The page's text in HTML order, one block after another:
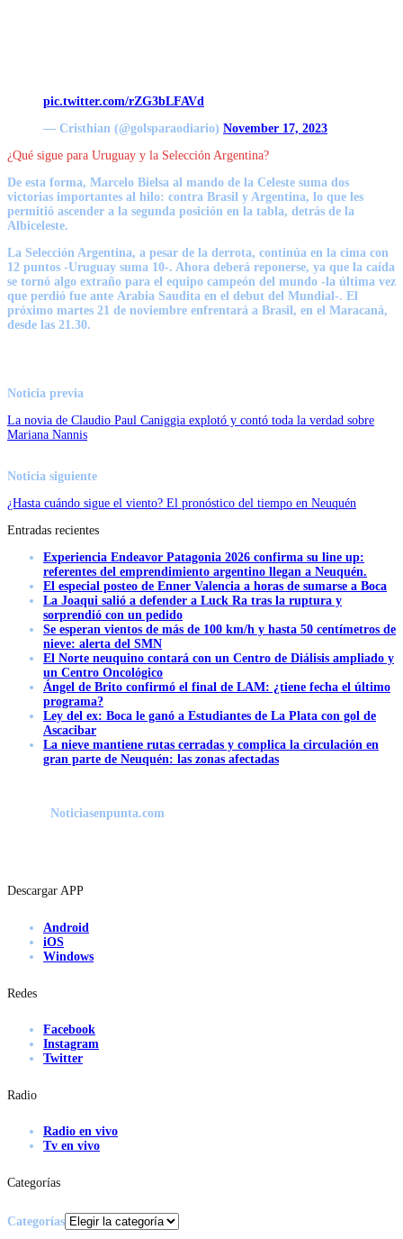
pic.twitter.com/rZG3bLFAVd
— Cristhian (@golsparaodiario) November 17, 2023
¿Qué sigue para Uruguay y la Selección Argentina?
De esta forma, Marcelo Bielsa al mando de la Celeste suma dos
victorias importantes al hilo: contra Brasil y Argentina, lo que les
permitió ascender a la segunda posición en la tabla, detrás de la
Albiceleste.
La Selección Argentina, a pesar de la derrota, continúa en la cima con
12 puntos -Uruguay suma 10-. Ahora deberá reponerse, ya que la caída
se tornó algo extraño para el equipo campeón del mundo -la última vez
que perdió fue ante Arabia Saudita en el debut del Mundial-. El
próximo martes 21 de noviembre enfrentará a Brasil, en el Maracaná,
desde las 21.30.
Noticia previa
La novia de Claudio Paul Caniggia explotó y contó toda la verdad sobre
Mariana Nannis
Noticia siguiente
¿Hasta cuándo sigue el viento? El pronóstico del tiempo en Neuquén
Entradas recientes
Experiencia Endeavor Patagonia 2026 confirma su line up:
referentes del emprendimiento argentino llegan a Neuquén.
El especial posteo de Enner Valencia a horas de sumarse a Boca
La Joaqui salió a defender a Luck Ra tras la ruptura y
sorprendió con un pedido
Se esperan vientos de más de 100 km/h y hasta 50 centímetros de
nieve: alerta del SMN
El Norte neuquino contará con un Centro de Diálisis ampliado y
un Centro Oncológico
Ángel de Brito confirmó el final de LAM: ¿tiene fecha el último
programa?
Ley del ex: Boca le ganó a Estudiantes de La Plata con gol de
Ascacibar
La nieve mantiene rutas cerradas y complica la circulación en
gran parte de Neuquén: las zonas afectadas
Noticiasenpunta.com
Descargar APP
Android
iOS
Windows
Redes
Facebook
Instagram
Twitter
Radio
Radio en vivo
Tv en vivo
Categorías
Categorías